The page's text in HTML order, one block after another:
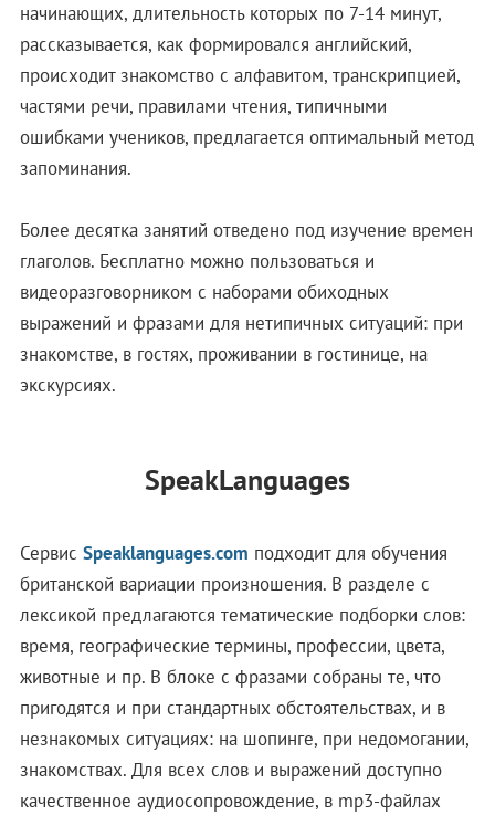
начинающих, длительность которых по 7-14 минут,
рассказывается, как формировался английский,
происходит знакомство с алфавитом, транскрипцией,
частями речи, правилами чтения, типичными
ошибками учеников, предлагается оптимальный метод
запоминания.
Более десятка занятий отведено под изучение времен
глаголов. Бесплатно можно пользоваться и
видеоразговорником с наборами обиходных
выражений и фразами для нетипичных ситуаций: при
знакомстве, в гостях, проживании в гостинице, на
экскурсиях.
SpeakLanguages
Сервис Speaklanguages.com подходит для обучения
британской вариации произношения. В разделе с
лексикой предлагаются тематические подборки слов:
время, географические термины, профессии, цвета,
животные и пр. В блоке с фразами собраны те, что
пригодятся и при стандартных обстоятельствах, и в
незнакомых ситуациях: на шопинге, при недомогании,
знакомствах. Для всех слов и выражений доступно
качественное аудиосопровождение, в mp3-файлах